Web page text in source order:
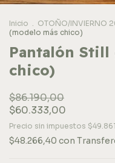
Inicio . OTOÑO/INVIERNO
(modelo más chico)
Pantalón Still
chico)
$86.190,00
$60.333,00
Precio sin impuestos
$48.266,40 con